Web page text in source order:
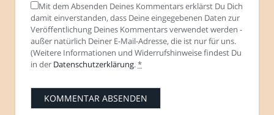
Mit dem Absenden Deines Kommentars erklärst Du Dich
damit einverstanden, dass Deine eingegebenen Daten zur
Veröffentlichung Deines Kommentars verwendet werden -
außer natürlich Deiner E-Mail-Adresse, die ist nur für uns.
(Weitere Informationen und Widerrufshinweise findest Du
in der Datenschutzerklärung.*